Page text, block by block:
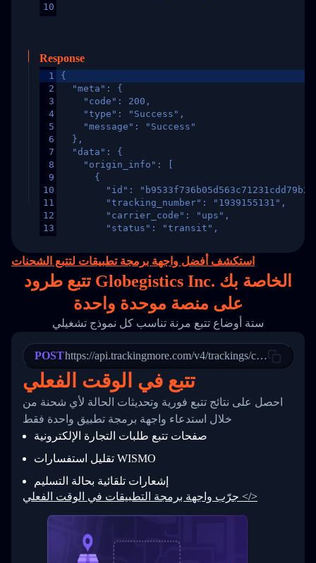
10
Response
1
2
3
4
5
6
7
8
9
10
11
12
13
15
16
17
18
21
22
23
24
25
27
28
29
30
31
33
34
{
  "meta": {
    "code": 200,
    "type": "Success",
    "message": "Success"
  },
  "data": {
    "origin_info": [
      {
"id":
        "tracking_number": "1939155131",
        "carrier_code": "ups",
        "status": "transit",
"destination_country": "United
        "itemTimeLength": 2,
        "weblink": "",
        "phone": null,
        "trackinfo": [
          {
            "Date": "2017-03-08 04: 22: 00",
"StatusDescription": "Departed
"Details": "Departed Facility
          },
          {
            "Date": "2017-03-06 15:28:00",
"StatusDescription": "Shipment
"Details": "BEIJING-
          }
        ]
      }
  }
}
استكشف أفضل واجهة برمجة تطبيقات لتتبع الشحنات
تتبع طرود Globegistics Inc. الخاصة بك
على منصة موحدة واحدة
ستة أوضاع تتبع مرنة تناسب كل نموذج تشغيلي
POSThttps://api.trackingmore.com/v4/trackings/create
تتبع في الوقت الفعلي
احصل على نتائج تتبع فورية وتحديثات الحالة لأي شحنة من
خلال استدعاء واجهة برمجة تطبيق واحدة فقط
صفحات تتبع طلبات التجارة الإلكترونية
تقليل استفسارات WISMO
إشعارات تلقائية بحالة التسليم
جرّب واجهة برمجة التطبيقات في الوقت الفعلي </>